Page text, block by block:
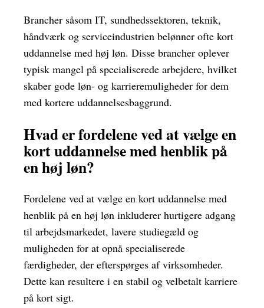
Brancher såsom IT, sundhedssektoren, teknik,
håndværk og serviceindustrien belønner ofte kort
uddannelse med høj løn. Disse brancher oplever
typisk mangel på specialiserede arbejdere, hvilket
skaber gode løn- og karrieremuligheder for dem
med kortere uddannelsesbaggrund.
Hvad er fordelene ved at vælge en
kort uddannelse med henblik på
en høj løn?
Fordelene ved at vælge en kort uddannelse med
henblik på en høj løn inkluderer hurtigere adgang
til arbejdsmarkedet, lavere studiegæld og
muligheden for at opnå specialiserede
færdigheder, der efterspørges af virksomheder.
Dette kan resultere i en stabil og velbetalt karriere
på kort sigt.